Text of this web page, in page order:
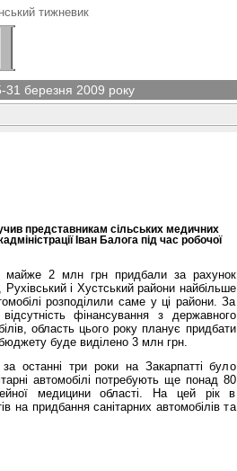
тижневик
31 березня 2009 року
представникам сільських медичних
Іван Балога під час робочої
майже 2 млн грн придбали за рахунок
і Хустський райони найбільше
розподілили саме у ці райони. За
фінансування з державного
область цього року планує придбати
буде виділено 3 млн грн.
останні три роки на Закарпатті було
автомобілі потребують ще понад 80
медицини області. На цей рік в
на придбання санітарних автомобілів та